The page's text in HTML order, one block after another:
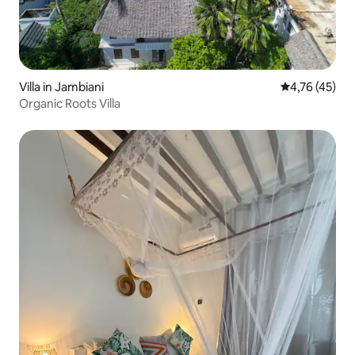
Villa in Jambiani
4,76 (45)
Organic Roots Villa